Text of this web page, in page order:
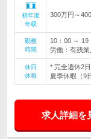
初年度
年収
300万円～
勤務
時間
10：00 ～
労働：有残
休日
休暇
* 完全週休2
夏季休暇（9
求人詳細を